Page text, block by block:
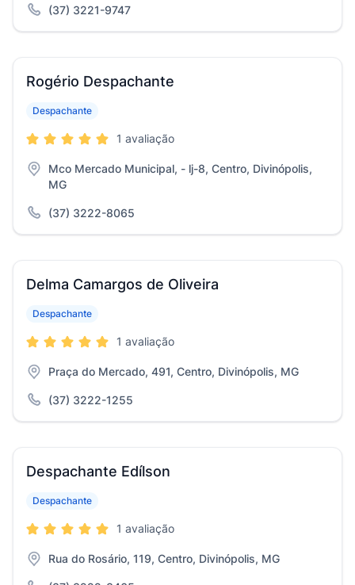
(37) 3221-9747
Rogério Despachante
Despachante
1 avaliação
Mco Mercado Municipal, - lj-8, Centro, Divinópolis,
MG
(37) 3222-8065
Delma Camargos de Oliveira
Despachante
1 avaliação
Praça do Mercado, 491, Centro, Divinópolis, MG
(37) 3222-1255
Despachante Edílson
Despachante
1 avaliação
Rua do Rosário, 119, Centro, Divinópolis, MG